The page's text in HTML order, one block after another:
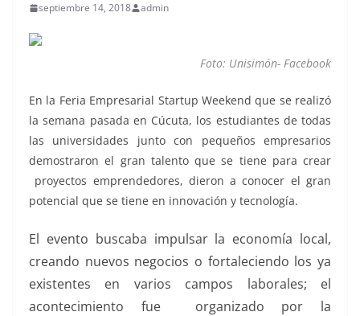
septiembre 14, 2018 admin
Foto: Unisimón- Facebook
En la Feria Empresarial Startup Weekend que se realizó
la semana pasada en Cúcuta, los estudiantes de todas
las universidades junto con pequeños empresarios
demostraron el gran talento que se tiene para crear
proyectos emprendedores, dieron a conocer el gran
potencial que se tiene en innovación y tecnología.
El evento buscaba impulsar la economía local,
creando nuevos negocios o fortaleciendo los ya
existentes en varios campos laborales; el
acontecimiento fue organizado por la